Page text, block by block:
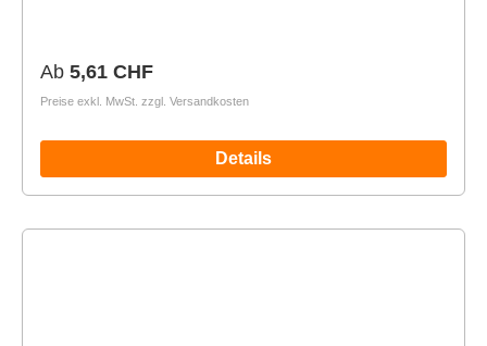
Regulärer Preis:
Ab 5,61 CHF
Preise exkl. MwSt. zzgl. Versandkosten
Details